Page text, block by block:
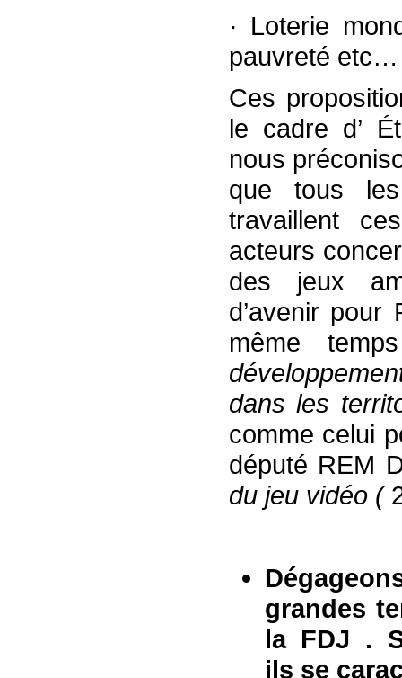
· Loterie
pauvreté etc…
Ces
le cadre d’
nous
que tous
travaillent
acteurs
des jeux
d’avenir
même
dans les
comme celui
député REM
du jeu vidéo (
grandes
la FDJ .
ils se